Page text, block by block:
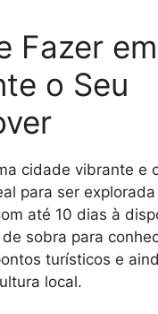
Fazer
o Seu
cidade vibrante e
para ser
até 10 dias à
sobra para
turísticos e
local.